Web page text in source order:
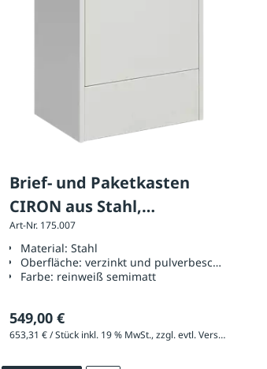
Brief- und Paketkasten
CIRON aus Stahl,
beschichtet in reinweiß
semimatt
Art-Nr. 175.007
Material: Stahl
Oberfläche: verzinkt und pulverbeschichtet
Farbe: reinweiß semimatt
549,00 €
653,31 € / Stück inkl. 19 % MwSt., zzgl. evtl. Versandkosten